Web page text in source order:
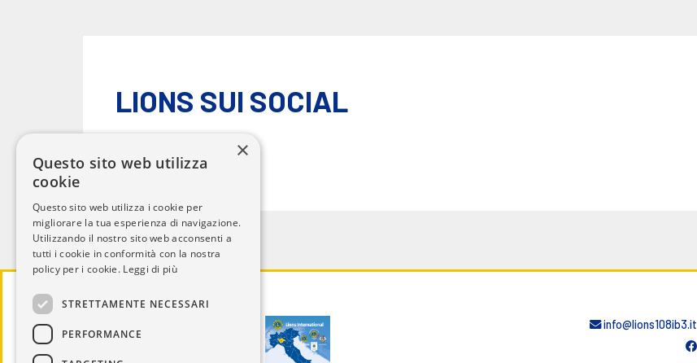
LIONS SUI SOCIAL
info@lions108ib3.it
×
Questo sito web utilizza
cookie
Questo sito web utilizza i cookie per
migliorare la tua esperienza di navigazione.
Utilizzando il nostro sito web acconsenti a
tutti i cookie in conformità con la nostra
policy per i cookie. Leggi di più
STRETTAMENTE NECESSARI
PERFORMANCE